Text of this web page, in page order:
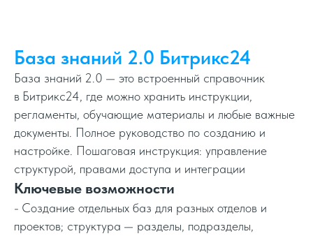
База знаний 2.0 Битрикс24
База знаний 2.0 — это встроенный справочник
в Битрикс24, где можно хранить инструкции,
регламенты, обучающие материалы и любые важные
документы. Полное руководство по созданию и
настройке. Пошаговая инструкция: управление
структурой, правами доступа и интеграции
Ключевые возможности
- Создание отдельных баз для разных отделов и
проектов; структура — разделы, подразделы,